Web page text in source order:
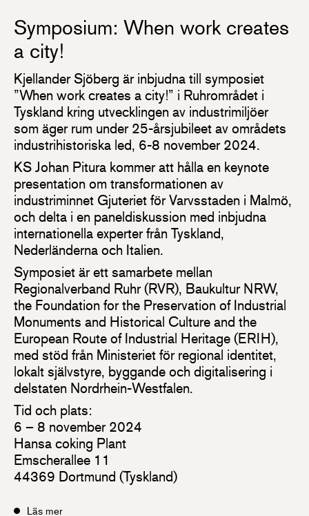
Symposium: When work creates
a city!
Kjellander Sjöberg är inbjudna till symposiet
”When work creates a city!” i Ruhrområdet i
Tyskland kring utvecklingen av industrimiljöer
som äger rum under 25-årsjubileet av områdets
industrihistoriska led, 6-8 november 2024.
KS Johan Pitura kommer att hålla en keynote
presentation om transformationen av
industriminnet Gjuteriet för Varvsstaden i Malmö,
och delta i en paneldiskussion med inbjudna
internationella experter från Tyskland,
Nederländerna och Italien.
Symposiet är ett samarbete mellan
Regionalverband Ruhr (RVR), Baukultur NRW,
the Foundation for the Preservation of Industrial
Monuments and Historical Culture and the
European Route of Industrial Heritage (ERIH),
med stöd från Ministeriet för regional identitet,
lokalt självstyre, byggande och digitalisering i
delstaten Nordrhein-Westfalen.
Tid och plats:
6 – 8 november 2024
Hansa coking Plant
Emscherallee 11
44369 Dortmund (Tyskland)
Läs mer